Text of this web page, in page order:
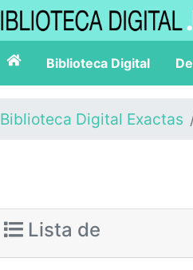
Biblioteca Digital
Biblioteca Digital Exactas
Lista de